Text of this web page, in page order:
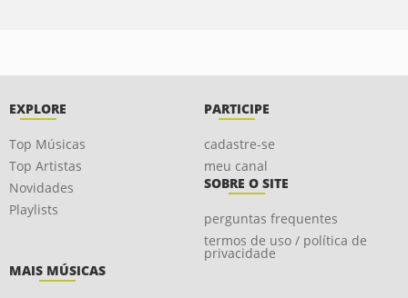
EXPLORE
Top Músicas
Top Artistas
Novidades
Playlists
PARTICIPE
cadastre-se
meu canal
SOBRE O SITE
perguntas frequentes
termos de uso / política de
privacidade
MAIS MÚSICAS